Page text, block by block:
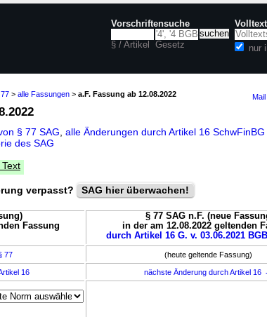
Vorschriftensuche
§ / Artikel Gesetz nur
> alle Fassungen > a.F. Fassung ab 12.08.2022
§ 77 SAG alle Änderungen durch Artikel 16 SchwFinBG
des SAG
verpasst? SAG hier überwachen!
Fassung
§ 77 SAG n.F. (neue
in der am 12.08.2022 geltenden
durch Artikel 16 G. v. 03.06.2021
77 (heute geltende Fassung)
16 nächste Änderung durch Artikel 16